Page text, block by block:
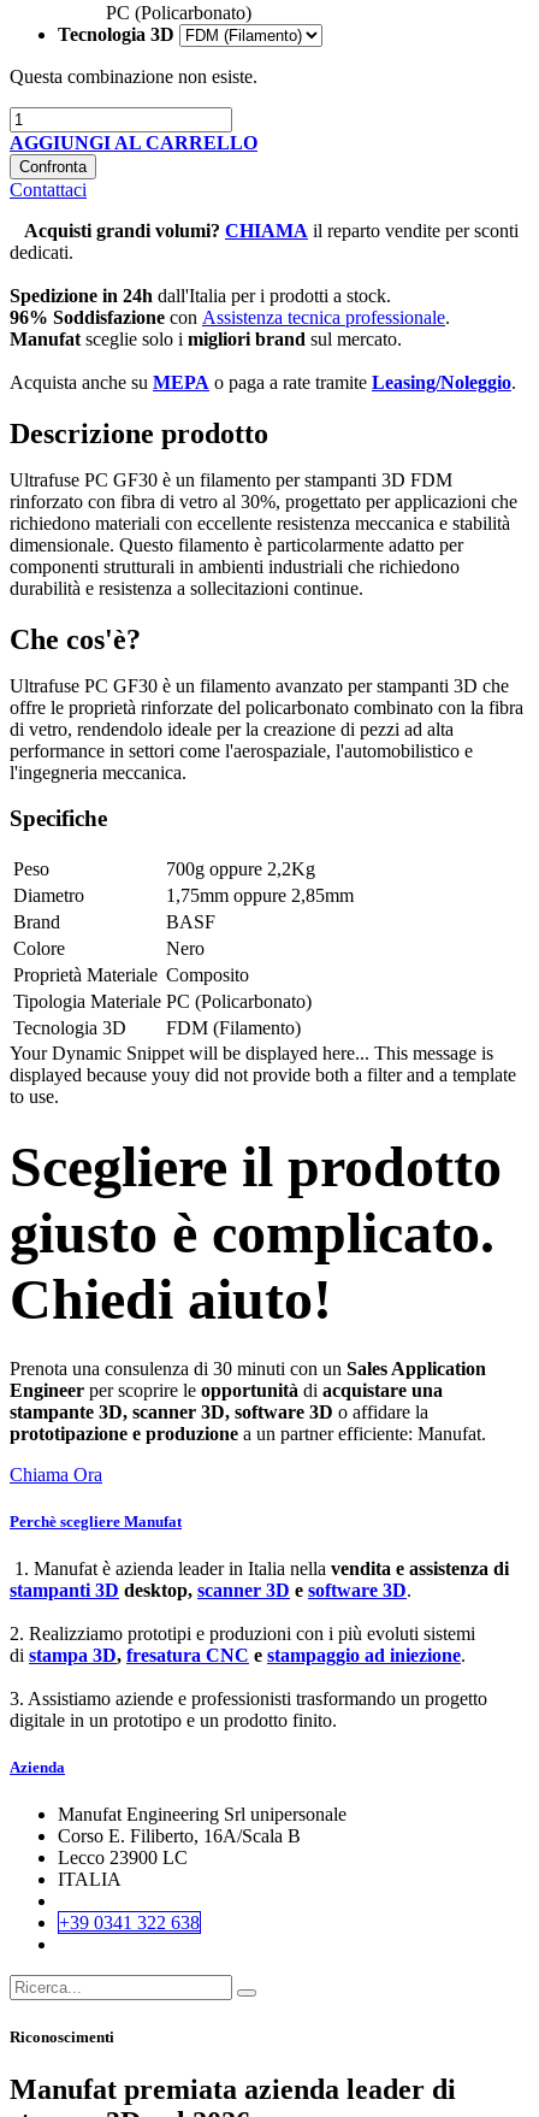
PC (Policarbonato)
Tecnologia 3D
Questa combinazione non esiste.
AGGIUNGI AL CARRELLO
Confronta
Contattaci
Acquisti grandi volumi? CHIAMA il reparto vendite per sconti
dedicati.
Spedizione in 24h dall'Italia per i prodotti a stock.
96% Soddisfazione con Assistenza tecnica professionale.
Manufat sceglie solo i migliori brand sul mercato.
Acquista anche su MEPA o paga a rate tramite Leasing/Noleggio.
Descrizione prodotto
Ultrafuse PC GF30 è un filamento per stampanti 3D FDM
rinforzato con fibra di vetro al 30%, progettato per applicazioni che
richiedono materiali con eccellente resistenza meccanica e stabilità
dimensionale. Questo filamento è particolarmente adatto per
componenti strutturali in ambienti industriali che richiedono
durabilità e resistenza a sollecitazioni continue.
Che cos'è?
Ultrafuse PC GF30 è un filamento avanzato per stampanti 3D che
offre le proprietà rinforzate del policarbonato combinato con la fibra
di vetro, rendendolo ideale per la creazione di pezzi ad alta
performance in settori come l'aerospaziale, l'automobilistico e
l'ingegneria meccanica.
Specifiche
Peso 700g oppure 2,2Kg
Diametro
1,75mm oppure 2,85mm
Brand
BASF
Colore
Nero
Proprietà Materiale Composito
Tipologia Materiale PC (Policarbonato)
Tecnologia 3D
FDM (Filamento)
Your Dynamic Snippet will be displayed here... This message is
displayed because youy did not provide both a filter and a template
to use.
Scegliere il prodotto
giusto è complicato.
Chiedi aiuto!
Prenota una consulenza di 30 minuti con un Sales Application
Engineer per scoprire le opportunità di acquistare una
stampante 3D, scanner 3D, software 3D o affidare la
prototipazione e produzione a un partner efficiente: Manufat.
Chiama Ora
Perchè scegliere Manufat
1. Manufat è azienda leader in Italia nella vendita e assistenza di
stampanti 3D desktop, scanner 3D e software 3D.
2. Realizziamo prototipi e produzioni con i più evoluti sistemi
di stampa 3D, fresatura CNC e stampaggio ad iniezione.
3. Assistiamo aziende e professionisti trasformando un progetto
digitale in un prototipo e un prodotto finito.
Azienda
Manufat Engineering Srl unipersonale
Corso E. Filiberto, 16A/Scala B
Lecco 23900 LC
ITALIA
+39 0341 322 638
Riconoscimenti
Manufat premiata azienda leader di